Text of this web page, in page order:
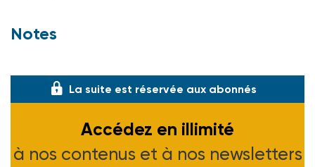
Notes
La suite est réservée aux abonnés
Accédez en illimité
à nos contenus et à nos newsletters